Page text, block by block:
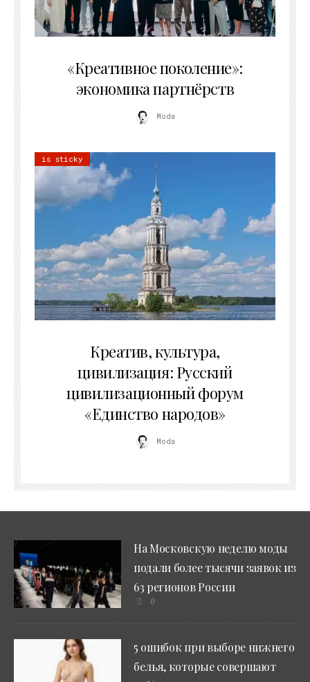
«Креативное поколение»:
экономика партнёрств
Moda
is sticky
Креатив, культура,
цивилизация: Русский
цивилизационный форум
«Единство народов»
Moda
На Московскую неделю моды
подали более тысячи заявок из
63 регионов России
0
5 ошибок при выборе нижнего
белья, которые совершают